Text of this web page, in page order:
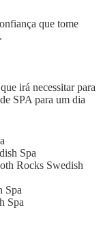
que tome
irá necessitar para
SPA para um dia
Spa
Rocks Swedish
Spa
Spa